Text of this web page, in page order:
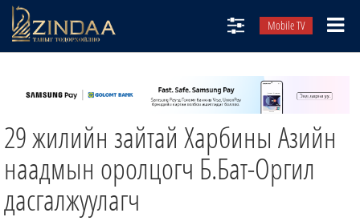
Mobile TV
ТВ8
ӨГЛӨӨНИЙ СОНИН
ЗИНДАА СЭТГҮҮЛ
29 жилийн зайтай Харбины Азийн
наадмын оролцогч Б.Бат-Оргил
дасгалжуулагч